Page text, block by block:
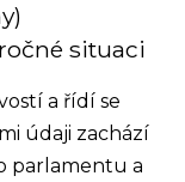
situaci
a řídí se
údaji zachází
parlamentu a